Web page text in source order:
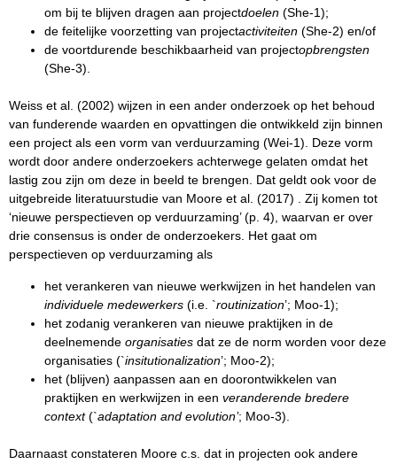
om bij te blijven dragen aan projectdoelen (She-1);
de feitelijke voorzetting van projectactiviteiten (She-2) en/of
de voortdurende beschikbaarheid van projectopbrengsten
(She-3).
Weiss et al. (2002) wijzen in een ander onderzoek op het behoud
van funderende waarden en opvattingen die ontwikkeld zijn binnen
een project als een vorm van verduurzaming (Wei-1). Deze vorm
wordt door andere onderzoekers achterwege gelaten omdat het
lastig zou zijn om deze in beeld te brengen. Dat geldt ook voor de
uitgebreide literatuurstudie van Moore et al. (2017) . Zij komen tot
‘nieuwe perspectieven op verduurzaming’ (p. 4), waarvan er over
drie consensus is onder de onderzoekers. Het gaat om
perspectieven op verduurzaming als
het verankeren van nieuwe werkwijzen in het handelen van
individuele medewerkers (i.e. `routinization’; Moo-1);
het zodanig verankeren van nieuwe praktijken in de
deelnemende organisaties dat ze de norm worden voor deze
organisaties (`insitutionalization’; Moo-2);
het (blijven) aanpassen aan en doorontwikkelen van
praktijken en werkwijzen in een veranderende bredere
context(`adaptation and evolution’; Moo-3).
Daarnaast constateren Moore c.s. dat in projecten ook andere